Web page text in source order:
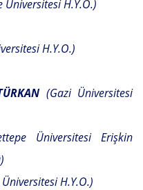
H.Y.O.)
H.Y.O.)
(Gazi Üniversitesi
Üniversitesi Erişkin
H.Y.O.)